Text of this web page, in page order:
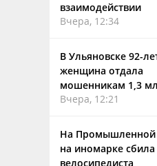
взаимодействии
Вчера, 12:34
В Ульяновске 92-
женщина отдала
мошенникам 1,3
Вчера, 12:21
На
на иномарке сбила
велосипедиста